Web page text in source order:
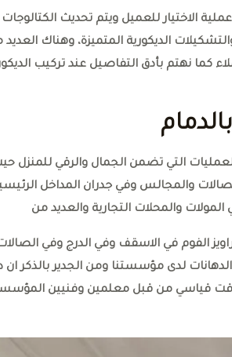
الاختيار للعميل ويتم تحديث
الديكورية المتميزة، وهناك العديد
كما نهتم بأدق التفاصيل عند تركيب
التي تضمن الجمال والرقي للمنزل
والمجالس وفي جدران المداخل
والمحلات التجارية والعديد من
الفوم في الاسقف وفي الدرج وفي الصالات
لدى مؤسستنا ومن الجدير بالذكر ان
وقت قياسي من قبل معلمين وفنيين